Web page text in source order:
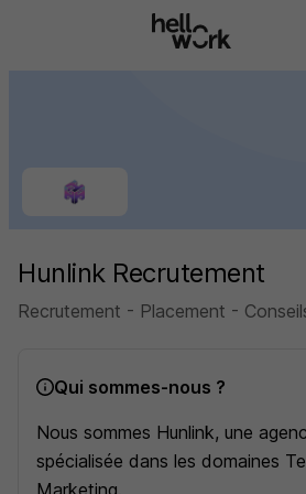
Hunlink Recrutement
Recrutement - Placement -
Qui sommes-nous ?
Nous sommes Hunlink, une
spécialisée dans les domaines
Marketing.